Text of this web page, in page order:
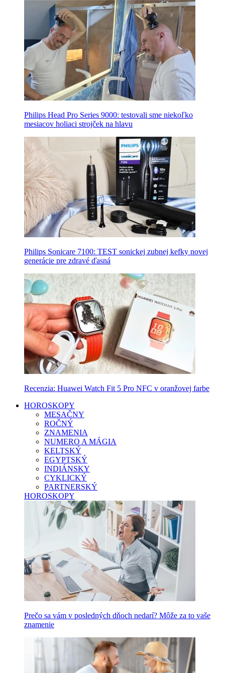
Philips Head Pro Series 9000: testovali sme niekoľko
mesiacov holiaci strojček na hlavu
Philips Sonicare 7100: TEST sonickej zubnej kefky novej
generácie pre zdravé ďasná
Recenzia: Huawei Watch Fit 5 Pro NFC v oranžovej farbe
HOROSKOPY
MESAČNY
ROČNÝ
ZNAMENIA
NUMERO A MÁGIA
KELTSKÝ
EGYPTSKÝ
INDIÁNSKY
CYKLICKÝ
PARTNERSKÝ
HOROSKOPY
Prečo sa vám v posledných dňoch nedarí? Môže za to vaše
znamenie